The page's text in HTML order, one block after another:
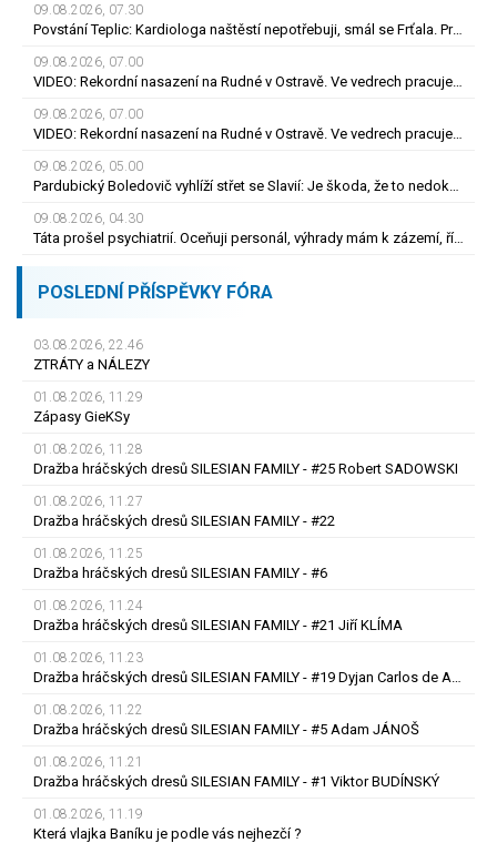
09.08.2026, 07.30
Povstání Teplic: Kardiologa naštěstí nepotřebuji, smál se Frťala. Promluvil o zájmu Plzně
09.08.2026, 07.00
VIDEO: Rekordní nasazení na Rudné v Ostravě. Ve vedrech pracuje až 120 silničářů
09.08.2026, 07.00
VIDEO: Rekordní nasazení na Rudné v Ostravě. Ve vedrech pracuje až 120 silničářů
09.08.2026, 05.00
Pardubický Boledovič vyhlíží střet se Slavií: Je škoda, že to nedokáže postavit na mladých
09.08.2026, 04.30
Táta prošel psychiatrií. Oceňuji personál, výhrady mám k zázemí, říká syn
POSLEDNÍ PŘÍSPĚVKY FÓRA
03.08.2026, 22.46
ZTRÁTY a NÁLEZY
01.08.2026, 11.29
Zápasy GieKSy
01.08.2026, 11.28
Dražba hráčských dresů SILESIAN FAMILY - #25 Robert SADOWSKI
01.08.2026, 11.27
Dražba hráčských dresů SILESIAN FAMILY - #22
01.08.2026, 11.25
Dražba hráčských dresů SILESIAN FAMILY - #6
01.08.2026, 11.24
Dražba hráčských dresů SILESIAN FAMILY - #21 Jiří KLÍMA
01.08.2026, 11.23
Dražba hráčských dresů SILESIAN FAMILY - #19 Dyjan Carlos de AZEVEDO
01.08.2026, 11.22
Dražba hráčských dresů SILESIAN FAMILY - #5 Adam JÁNOŠ
01.08.2026, 11.21
Dražba hráčských dresů SILESIAN FAMILY - #1 Viktor BUDÍNSKÝ
01.08.2026, 11.19
Která vlajka Baníku je podle vás nejhezčí ?